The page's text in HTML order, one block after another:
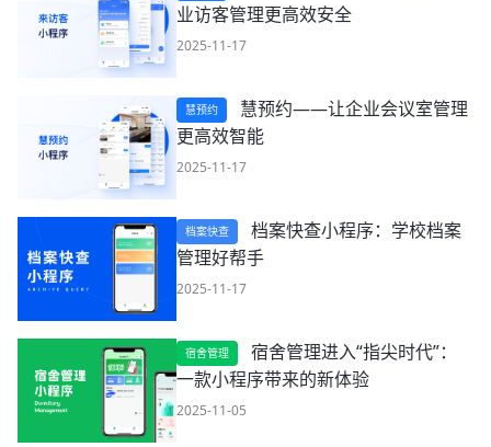
业访客管理更高效安全
2025-11-17
慧预约
慧预约——让企业会议室管理
更高效智能
2025-11-17
档案快查
档案快查小程序：学校档案
管理好帮手
2025-11-17
宿舍管理
宿舍管理进入“指尖时代”：
一款小程序带来的新体验
2025-11-05